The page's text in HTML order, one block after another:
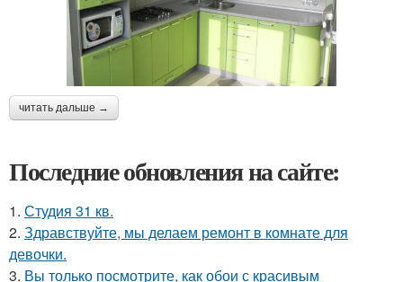
читать дальше →
Последние обновления на сайте:
1. Студия 31 кв.
2. Здравствуйте, мы делаем ремонт в комнате для
девочки.
3. Вы только посмотрите, как обои с красивым